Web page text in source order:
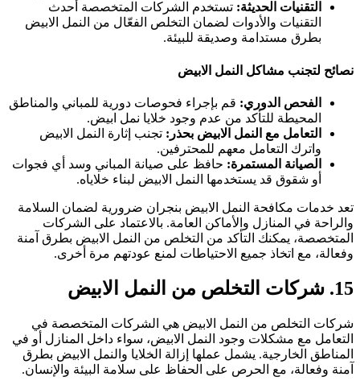
التقنيات الحديثة:تستخدم الشركات المتخصصة أحدث
التقنيات والأدوات لضمان التخلص الفعّال من النمل الابيض
بطرق مستدامة وصديقة للبيئة.
لتجنب مشاكل النمل الابيض
الفحص الدوري:قم بإجراء فحوصات دورية للمباني والمناطق
المحيطة للتأكد من عدم وجود خلايا نمل ابيض.
التعامل مع النمل الابيض بحذر: تجنب إثارة النمل الابيض
واترك التعامل معهم للمحترفين.
الصيانة المستمرة:حافظ على صيانة المباني وسد أي فجوات
أو شقوق قد يستخدمها النمل الابيض لبناء خلاياه.
خدمات مكافحة النمل الابيض بنجران ضرورية لضمان السلامة
في المنازل والأماكن العامة. بالاعتماد على الشركات
يمكنك التأكد من التخلص من النمل الابيض بطرق آمنة
مع اتخاذ جميع الاحتياطات لمنع عودتهم مرة أخرى.
من النمل الابيض
التخلص من النمل الابيض هي الشركات المتخصصة في
مع مشكلات وجود النمل الابيض، سواء داخل المنازل أو في
الخارجية. يشمل عملها إزالة الخلايا والنمل الابيض بطرق
وفعالة، مع الحرص على الحفاظ على سلامة البيئة والإنسان.